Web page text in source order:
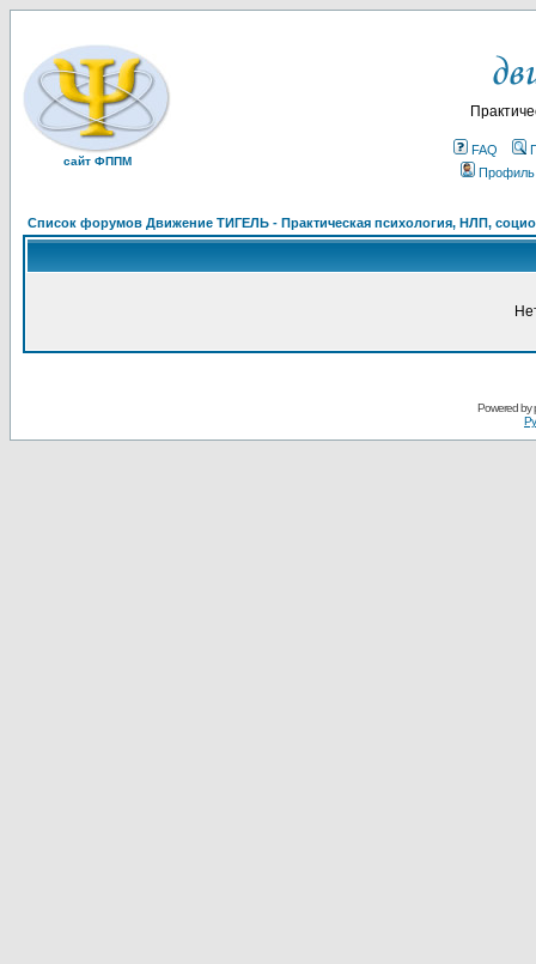
сайт ФППМ
FAQ
Профиль
Список форумов Движение ТИГЕЛЬ - Практическая психология, НЛП,
Powered by